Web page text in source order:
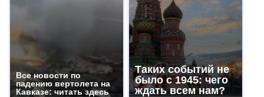
Все новости по
падению вертолета на
Кавказе: читать здесь
Таких событий не
было с 1945: чего
ждать всем нам?